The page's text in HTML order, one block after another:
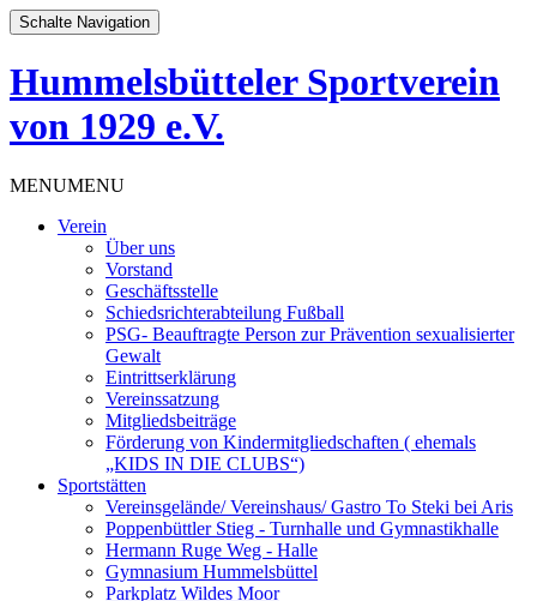
Schalte Navigation
Hummelsbütteler Sportverein
von 1929 e.V.
Zum
springen
MENUMENU
Verein
Über uns
Vorstand
Geschäftsstelle
Schiedsrichterabteilung Fußball
PSG- Beauftragte Person zur Prävention sexualisierter
Gewalt
Eintrittserklärung
Vereinssatzung
Mitgliedsbeiträge
Förderung von Kindermitgliedschaften ( ehemals
„KIDS IN DIE CLUBS“)
Sportstätten
Vereinsgelände/ Vereinshaus/ Gastro To Steki bei Aris
Poppenbüttler Stieg - Turnhalle und Gymnastikhalle
Hermann Ruge Weg - Halle
Gymnasium Hummelsbüttel
Parkplatz Wildes Moor